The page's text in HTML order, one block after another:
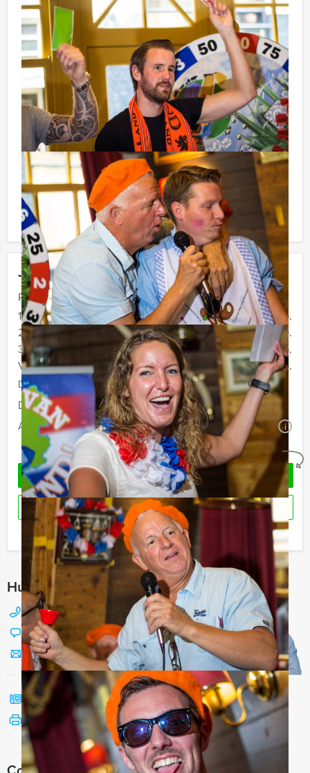
Jouw uitje
Prijs :
15 - 19 personen
€ 64,50 p.p.
20 - 29 personen
€ 62,50 p.p.
30 - 39 personen
€ 59,50 p.p.
Vanaf 40 personen
€ 57,50 p.p.
De prijzen zijn exclusief BTW
Duur:
3 uur en 30 minuten
Aantal:
Minimaal 15 personen i
Geheel vrijblijvend
OFFERTE AANVRAGEN
RESERVEREN
Ik heb een vraag over dit uitje
Hulp nodig bij het kiezen?
088 428 81 17
Chat met Jeroen
Stuur ons een mailtje
Bel mij terug
Bekijk printbare versie
Gent € 150,- excl. BTW
Optioneel:
Niet telkens uw knip hoeven trekken om uw drankje af
te rekenen? Voor € 13,50 per persoon per uur (excl.
BTW) kunt u gebruikmaken van het drankarrangement,
waarbij u onbeperkt kunt genieten van bier, fris,
huiswijn, koffie en thee. En...zo komt u ook achteraf
niet voor verrassingen te staan!
Komt u niet aan het minimale aantal deelnemers? Als u
bereid bent voor het minimale aantal te betalen, kunt u
ook gewoon voor minder personen boeken!